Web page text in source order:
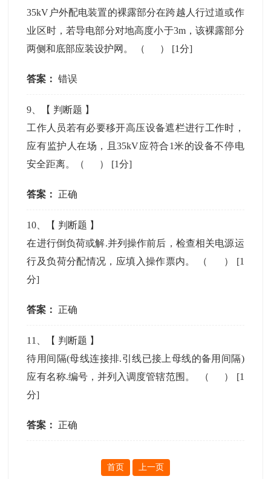
35kV户外配电装置的裸露部分在跨越人行过道或作
业区时，若导电部分对地高度小于3m，该裸露部分
两侧和底部应装设护网。 （ ） [1分]
答案： 错误
9 、【 判断题 】
工作人员若有必要移开高压设备遮栏进行工作时，
应有监护人在场，且35kV应符合1米的设备不停电
安全距离。（ ） [1分]
答案： 正确
10 、【 判断题 】
在进行倒负荷或解.并列操作前后，检查相关电源运
行及负荷分配情况，应填入操作票内。 （ ） [1
分]
答案： 正确
11 、【 判断题 】
待用间隔(母线连接排.引线已接上母线的备用间隔)
应有名称.编号，并列入调度管辖范围。 （ ） [1
分]
答案： 正确
首页 上一页